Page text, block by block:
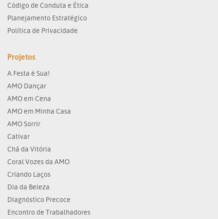
Código de Conduta e Ética
Planejamento Estratégico
Política de Privacidade
Projetos
A Festa é Sua!
AMO Dançar
AMO em Cena
AMO em Minha Casa
AMO Sorrir
Cativar
Chá da Vitória
Coral Vozes da AMO
Criando Laços
Dia da Beleza
Diagnóstico Precoce
Encontro de Trabalhadores